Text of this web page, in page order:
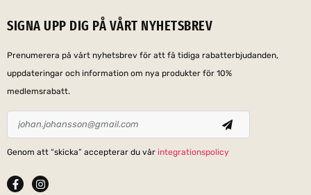
SIGNA UPP DIG PÅ VÅRT NYHETSBREV
Prenumerera på vårt nyhetsbrev för att få tidiga rabatterbjudanden,
uppdateringar och information om nya produkter för 10%
medlemsrabatt.
Genom att “skicka” accepterar du vår integrationspolicy